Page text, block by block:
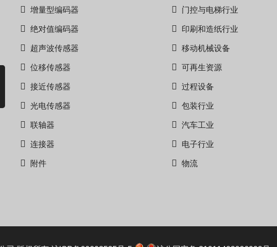
增量型编码器
绝对值编码器
超声波传感器
位移传感器
接近传感器
光电传感器
联轴器
连接器
附件
门控与电梯行业
印刷和造纸行业
移动机械设备
可再生资源
过程设备
包装行业
汽车工业
电子行业
物流